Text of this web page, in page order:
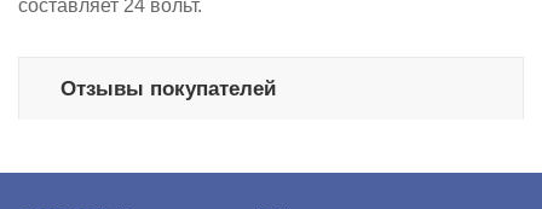
составляет 24 вольт.
Отзывы покупателей